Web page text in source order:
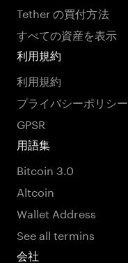
Tether の買付方法
すべての資産を表示
利用規約
利用規約
プライバシーポリシー
GPSR
用語集
Bitcoin 3.0
Altcoin
Wallet Address
See all termins
会社